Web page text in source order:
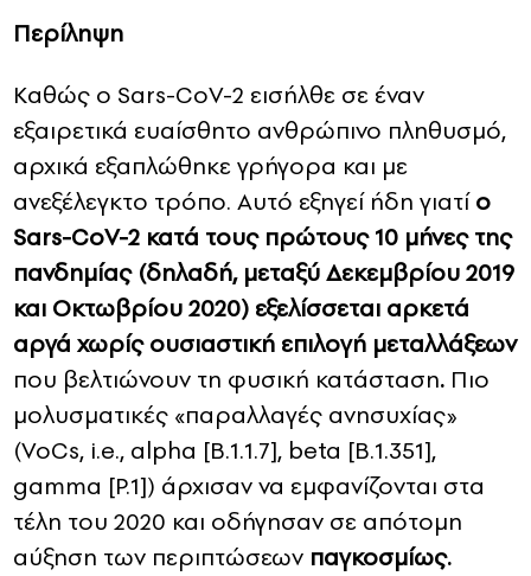
Περίληψη
Καθώς ο Sars-CoV-2 εισήλθε σε έναν
εξαιρετικά ευαίσθητο ανθρώπινο πληθυσμό,
αρχικά εξαπλώθηκε γρήγορα και με
ανεξέλεγκτο τρόπο. Αυτό εξηγεί ήδη γιατίο
Sars-CoV-2 κατά τους πρώτους 10 μήνες της
πανδημίας (δηλαδή, μεταξύ Δεκεμβρίου 2019
και Οκτωβρίου 2020) εξελίσσεται αρκετά
αργά χωρίς ουσιαστική επιλογή μεταλλάξεων
που βελτιώνουν τη φυσική κατάσταση. Πιο
μολυσματικές «παραλλαγές ανησυχίας»
(VoCs, i.e., alpha [B.1.1.7], beta [B.1.351],
gamma [P.1]) άρχισαν να εμφανίζονται στα
τέλη του 2020 και οδήγησαν σε απότομη
αύξηση των περιπτώσεων παγκοσμίως.